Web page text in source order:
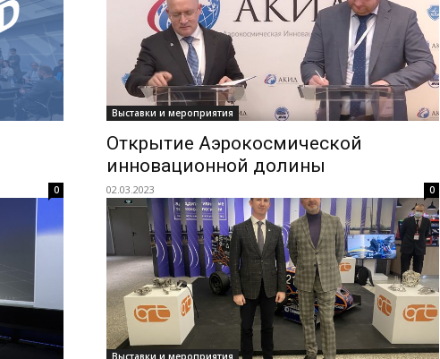
0
Выставки и мероприятия
Открытие Аэрокосмической
инновационной долины
02.03.2023 0
Выставки и мероприятия